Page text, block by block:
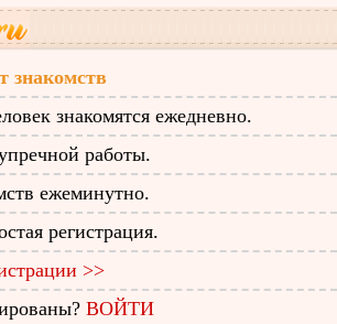
знакомств
знакомятся ежедневно.
работы.
ежеминутно.
регистрация.
>>
ВОЙТИ